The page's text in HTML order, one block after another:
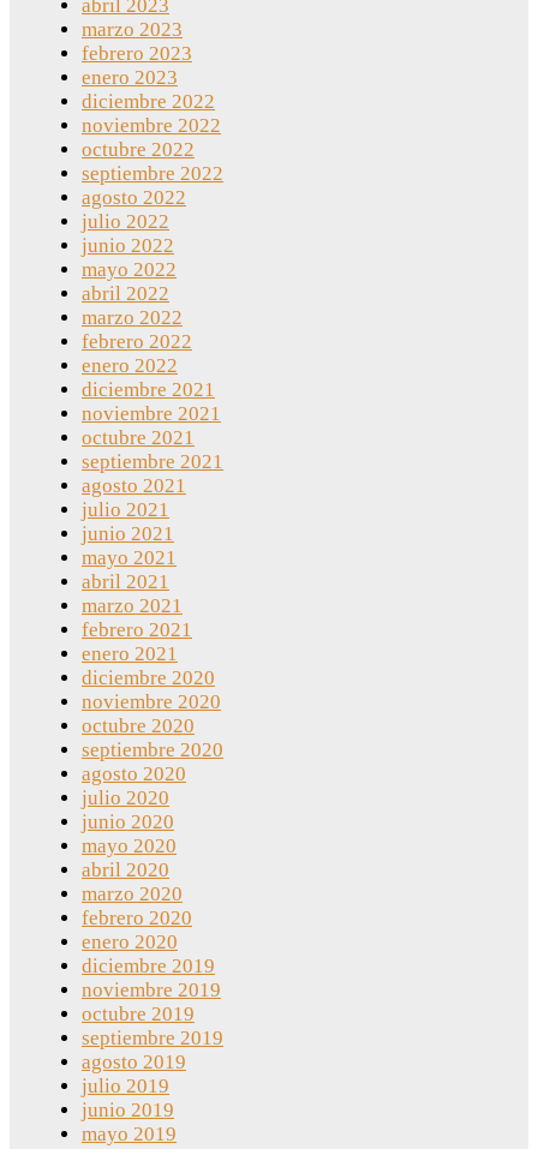
abril 2023
marzo 2023
febrero 2023
enero 2023
diciembre 2022
noviembre 2022
octubre 2022
septiembre 2022
agosto 2022
julio 2022
junio 2022
mayo 2022
abril 2022
marzo 2022
febrero 2022
enero 2022
diciembre 2021
noviembre 2021
octubre 2021
septiembre 2021
agosto 2021
julio 2021
junio 2021
mayo 2021
abril 2021
marzo 2021
febrero 2021
enero 2021
diciembre 2020
noviembre 2020
octubre 2020
septiembre 2020
agosto 2020
julio 2020
junio 2020
mayo 2020
abril 2020
marzo 2020
febrero 2020
enero 2020
diciembre 2019
noviembre 2019
octubre 2019
septiembre 2019
agosto 2019
julio 2019
junio 2019
mayo 2019